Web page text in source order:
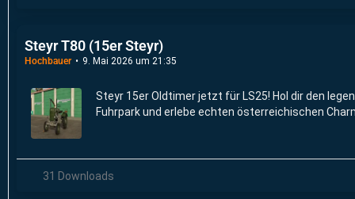
Steyr T80 (15er Steyr)
Hochbauer 9. Mai 2026 um 21:35
Steyr 15er Oldtimer jetzt für LS25! Hol dir den
Fuhrpark und erlebe echten österreichischen
31 Downloads